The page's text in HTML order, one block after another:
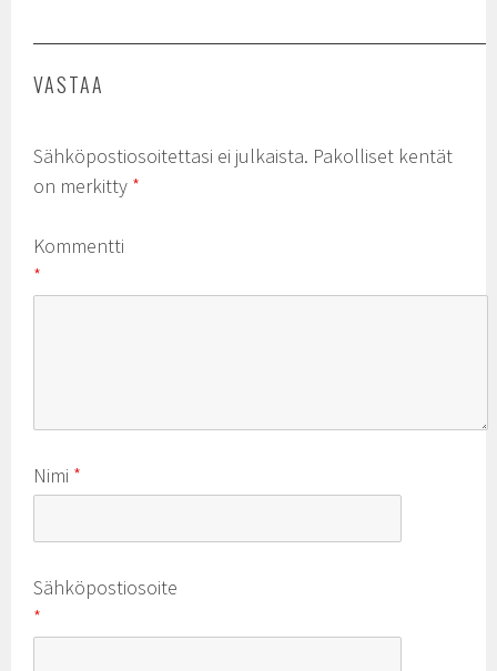
VASTAA
Sähköpostiosoitettasi ei julkaista. Pakolliset kentät
on merkitty *
Kommentti
*
Nimi *
Sähköpostiosoite
*